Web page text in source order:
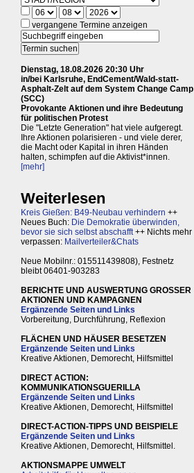
vergangene Termine anzeigen
Dienstag, 18.08.2026 20:30 Uhr
in/bei Karlsruhe, EndCement/Wald-statt-
Asphalt-Zelt auf dem System Change Camp
(SCC)
Provokante Aktionen und ihre Bedeutung
für politischen Protest
Die "Letzte Generation" hat viele aufgeregt.
Ihre Aktionen polarisieren - und viele derer,
die Macht oder Kapital in ihren Händen
halten, schimpfen auf die Aktivist*innen.
[mehr]
Weiterlesen
Kreis Gießen: B49-Neubau verhindern ++
Neues Buch: Die Demokratie überwinden,
bevor sie sich selbst abschafft++ Nichts mehr
verpassen: Mailverteiler&Chats
Neue Mobilnr.: 015511439808), Festnetz
bleibt 06401-903283
BERICHTE UND AUSWERTUNG GROSSER
AKTIONEN UND KAMPAGNEN
Ergänzende Seiten und Links
Vorbereitung, Durchführung, Reflexion
FLÄCHEN UND HÄUSER BESETZEN
Ergänzende Seiten und Links
Kreative Aktionen, Demorecht, Hilfsmittel
DIRECT ACTION:
KOMMUNIKATIONSGUERILLA
Ergänzende Seiten und Links
Kreative Aktionen, Demorecht, Hilfsmittel
DIRECT-ACTION-TIPPS UND BEISPIELE
Ergänzende Seiten und Links
Kreative Aktionen, Demorecht, Hilfsmittel.
AKTIONSMAPPE UMWELT